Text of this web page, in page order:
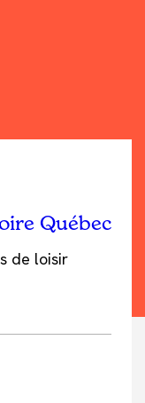
de loisir
Québec